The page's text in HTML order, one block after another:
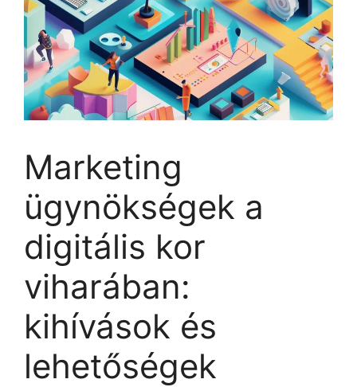
Marketing
ügynökségek a
digitális kor
viharában:
kihívások és
lehetőségek